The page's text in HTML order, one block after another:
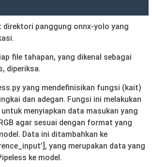
direktori panggung onnx-yolo yang
file tahapan, yang dikenal sebagai
diperiksa.
yang mendefinisikan fungsi (kait)
dan adegan. Fungsi ini melakukan
menyiapkan data masukan yang
agar sesuai dengan format yang
Data ini ditambahkan ke
yang merupakan data yang
ke model.